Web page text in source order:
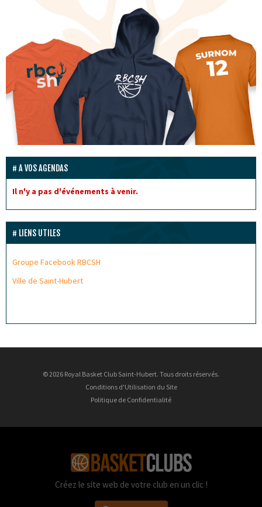
A VOS AGENDAS
Il n'y a pas d'événements à venir.
LIENS UTILES
Groupe Facebook RBCSH
Ville de Saint-Hubert
© 2026 Royal Basket Club Saint-Hubert. Tous droits réservés.
Conditions d'Utilisation du Site
Politique de Confidentialité
Créez le site web de votre club en un clic !